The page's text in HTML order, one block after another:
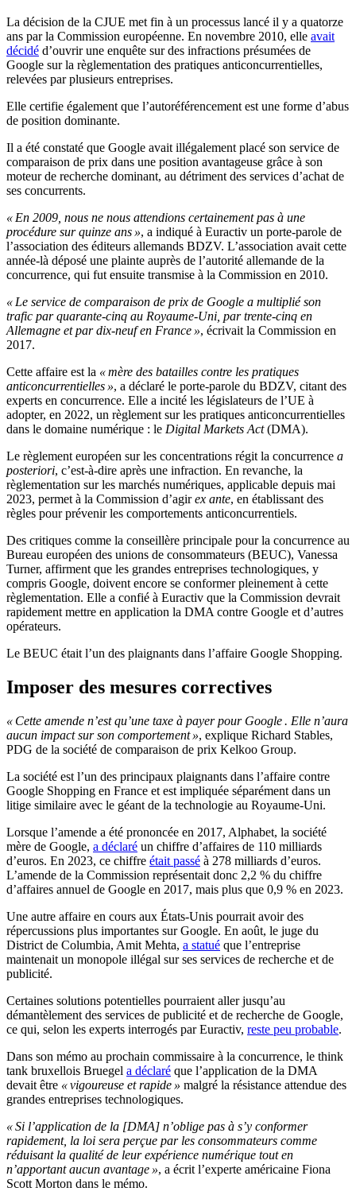
La décision de la CJUE met fin à un processus lancé il y a quatorze
ans par la Commission européenne. En novembre 2010, elle avait
décidé d’ouvrir une enquête sur des infractions présumées de
Google sur la règlementation des pratiques anticoncurrentielles,
relevées par plusieurs entreprises.
Elle certifie également que l’autoréférencement est une forme d’abus
de position dominante.
Il a été constaté que Google avait illégalement placé son service de
comparaison de prix dans une position avantageuse grâce à son
moteur de recherche dominant, au détriment des services d’achat de
ses concurrents.
« En 2009, nous ne nous attendions certainement pas à une
procédure sur quinze ans », a indiqué à Euractiv un porte-parole de
l’association des éditeurs allemands BDZV. L’association avait cette
année-là déposé une plainte auprès de l’autorité allemande de la
concurrence, qui fut ensuite transmise à la Commission en 2010.
« Le service de comparaison de prix de Google a multiplié son
trafic par quarante-cinq au Royaume-Uni, par trente-cinq en
Allemagne et par dix-neuf en France », écrivait la Commission en
2017.
Cette affaire est la « mère des batailles contre les pratiques
anticoncurrentielles », a déclaré le porte-parole du BDZV, citant des
experts en concurrence. Elle a incité les législateurs de l’UE à
adopter, en 2022, un règlement sur les pratiques anticoncurrentielles
dans le domaine numérique : le Digital Markets Act(DMA).
Le règlement européen sur les concentrations régit la concurrence a
posteriori, c’est-à-dire après une infraction. En revanche, la
règlementation sur les marchés numériques, applicable depuis mai
2023, permet à la Commission d’agirex ante, en établissant des
règles pour prévenir les comportements anticoncurrentiels.
Des critiques comme la conseillère principale pour la concurrence au
Bureau européen des unions de consommateurs (BEUC), Vanessa
Turner, affirment que les grandes entreprises technologiques, y
compris Google, doivent encore se conformer pleinement à cette
règlementation. Elle a confié à Euractiv que la Commission devrait
rapidement mettre en application la DMA contre Google et d’autres
opérateurs.
Le BEUC était l’un des plaignants dans l’affaire Google Shopping.
Imposer des mesures correctives
« Cette amende n’est qu’une taxe à payer pour Google . Elle n’aura
aucun impact sur son comportement », explique Richard Stables,
PDG de la société de comparaison de prix Kelkoo Group.
La société est l’un des principaux plaignants dans l’affaire contre
Google Shopping en France et est impliquée séparément dans un
litige similaire avec le géant de la technologie au Royaume-Uni.
Lorsque l’amende a été prononcée en 2017, Alphabet, la société
mère de Google, a déclaré un chiffre d’affaires de 110 milliards
d’euros. En 2023, ce chiffre était passé à 278 milliards d’euros.
L’amende de la Commission représentait donc 2,2 % du chiffre
d’affaires annuel de Google en 2017, mais plus que 0,9 % en 2023.
Une autre affaire en cours aux États-Unis pourrait avoir des
répercussions plus importantes sur Google. En août, le juge du
District de Columbia, Amit Mehta, a statué que l’entreprise
maintenait un monopole illégal sur ses services de recherche et de
publicité.
Certaines solutions potentielles pourraient aller jusqu’au
démantèlement des services de publicité et de recherche de Google,
ce qui, selon les experts interrogés par Euractiv, reste peu probable.
Dans son mémo au prochain commissaire à la concurrence, le think
tank bruxellois Bruegel a déclaré que l’application de la DMA
devait être « vigoureuse et rapide » malgré la résistance attendue des
grandes entreprises technologiques.
« Si l’application de la [DMA] n’oblige pas à s’y conformer
rapidement, la loi sera perçue par les consommateurs comme
réduisant la qualité de leur expérience numérique tout en
n’apportant aucun avantage », a écrit l’experte américaine Fiona
Scott Morton dans le mémo.